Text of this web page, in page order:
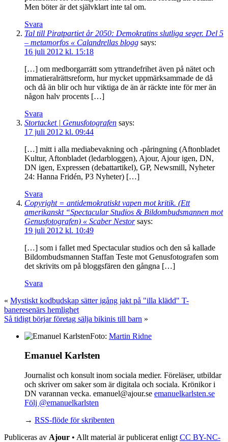
Men böter är det självklart inte tal om.
Svara
Tal till Piratpartiet år 2050: Demokratins slutliga seger. Del 5
– metamorfos « Calandrellas blogg says:
16 juli 2012 kl. 15:18
[…] om medborgarrätt som yttrandefrihet även på nätet och
immatieralrättsreform, hur mycket uppmärksammade de då
och då än blir och hur viktiga de än är räckte inte för mer än
någon halv procents […]
Svara
Stortacket | Genusfotografen says:
17 juli 2012 kl. 09:44
[…] mitt i alla mediabevakning och -påringning (Aftonbladet
Kultur, Aftonbladet (ledarbloggen), Ajour, Ajour igen, DN,
DN igen, Expressen (debattartikel), GP, Newsmill, Nyheter
24: Hanna Fridén, P3 Nyheter) […]
Svara
Copyright = antidemokratiskt vapen mot kritik. (Ett
amerikanskt “Spectacular Studios & Bildombudsmannen mot
Genusfotografen) « Scaber Nestor says:
19 juli 2012 kl. 10:49
[…] som i fallet med Spectacular studios och den så kallade
Bildombudsmannen Staffan Teste mot Genusfotografen som
det skrivits om på bloggsfären den gångna […]
Svara
« Mystiskt kodbudskap sätter igång jakt på "illa klädd" T-
baneresenärs hemlighet
Så tidigt börjar företag sälja bikinis till barn »
Foto: Martin Ridne
Emanuel Karlsten
Journalist och konsult inom sociala medier. Föreläser, utbildar
och skriver om saker som är digitala och sociala. Krönikor i
DN varannan vecka. emanuel@ajour.se emanuelkarlsten.se
Följ @emanuelkarlsten
→ RSS-flöde för skribenten
Publiceras av Ajour • Allt material är publicerat enligt CC BY-NC-